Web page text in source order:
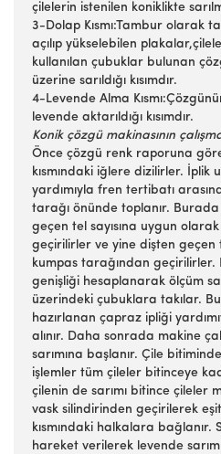
çilelerin istenilen koniklikte
3-Dolap Kısmı:Tambur olarak
açılıp yükselebilen
kullanılan çubuklar bulunan
üzerine sarıldığı kısımdır.
4-Levende Alma
levende aktarıldığı kısımdır.
Konik çözgü makinasının
Önce çözgü renk raporuna
kısmındaki iğlere dizilirler. İplik
yardımıyla fren tertibatı
tarağı önünde toplanır.
geçen tel sayısına uygun
geçirilirler ve yine dişten geçen
kumpas tarağından geçirilirler.
genişliği hesaplanarak ölçüm
üzerindeki çubuklara takılar.
hazırlanan çapraz ipliği
alınır. Daha sonrada makine
sarımına başlanır. Çile
işlemler tüm çileler bitinceye
çilenin de sarımı bitince çileler
vask silindirinden geçirilerek
kısmındaki halkalara bağlanır.
hareket verilerek levende